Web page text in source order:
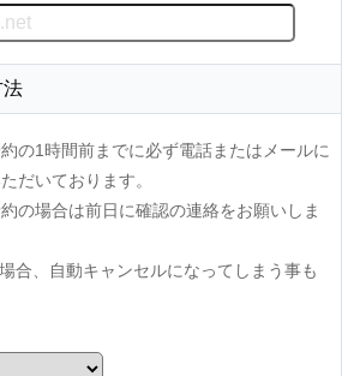
法
の1時間前までに必ず電話またはメールに
だいております。
の場合は前日に確認の連絡をお願いしま
合、自動キャンセルになってしまう事も